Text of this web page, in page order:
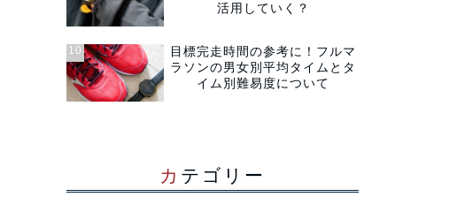
活用していく？
目標完走時間の参考に！フルマ
ラソンの男女別平均タイムとタ
イム別難易度について
カテゴリー